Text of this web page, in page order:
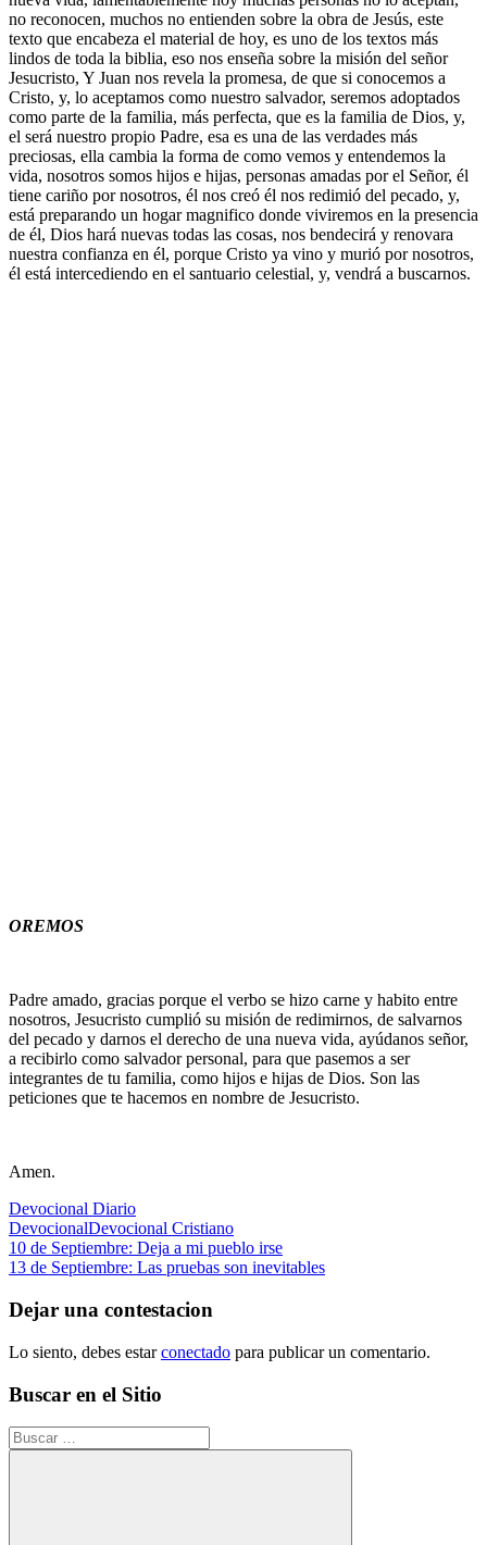
no reconocen, muchos no entienden sobre la obra de Jesús, este
texto que encabeza el material de hoy, es uno de los textos más
lindos de toda la biblia, eso nos enseña sobre la misión del señor
Jesucristo, Y Juan nos revela la promesa, de que si conocemos a
Cristo, y, lo aceptamos como nuestro salvador, seremos adoptados
como parte de la familia, más perfecta, que es la familia de Dios, y,
el será nuestro propio Padre, esa es una de las verdades más
preciosas, ella cambia la forma de como vemos y entendemos la
vida, nosotros somos hijos e hijas, personas amadas por el Señor, él
tiene cariño por nosotros, él nos creó él nos redimió del pecado, y,
está preparando un hogar magnifico donde viviremos en la presencia
de él, Dios hará nuevas todas las cosas, nos bendecirá y renovara
nuestra confianza en él, porque Cristo ya vino y murió por nosotros,
él está intercediendo en el santuario celestial, y, vendrá a buscarnos.
OREMOS
Padre amado, gracias porque el verbo se hizo carne y habito entre
nosotros, Jesucristo cumplió su misión de redimirnos, de salvarnos
del pecado y darnos el derecho de una nueva vida, ayúdanos señor,
a recibirlo como salvador personal, para que pasemos a ser
integrantes de tu familia, como hijos e hijas de Dios. Son las
peticiones que te hacemos en nombre de Jesucristo.
Amen.
Devocional Diario
DevocionalDevocional Cristiano
Navegación
de
entradas
Entrada
anterior:
10 de Septiembre: Deja a mi pueblo irse
Siguiente
13 de Septiembre: Las pruebas son inevitables
Dejar una contestacion
Lo siento, debes estarconectado para publicar un comentario.
Buscar en el Sitio
Buscar: